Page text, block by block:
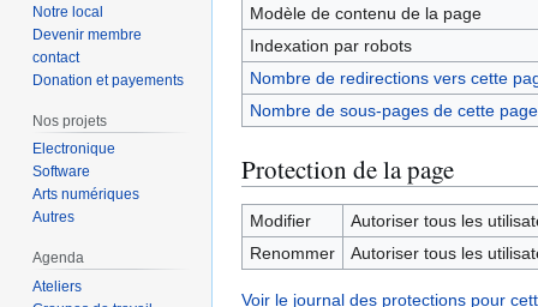
Modèle de contenu de la page
Indexation par robots
Nombre de redirections vers cette
Nombre de sous-pages de cette page
Protection de la page
Modifier
Autoriser tous les
Renommer
Autoriser tous les
Voir le journal des protections pour
Notre local
Devenir membre
contact
Donation et payements
Nos projets
Electronique
Software
Arts numériques
Autres
Agenda
Ateliers